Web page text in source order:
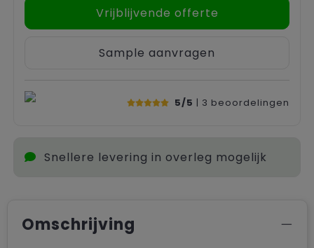
Vrijblijvende offerte
Sample aanvragen
5/5 | 3 beoordelingen
Snellere levering in overleg mogelijk
Omschrijving